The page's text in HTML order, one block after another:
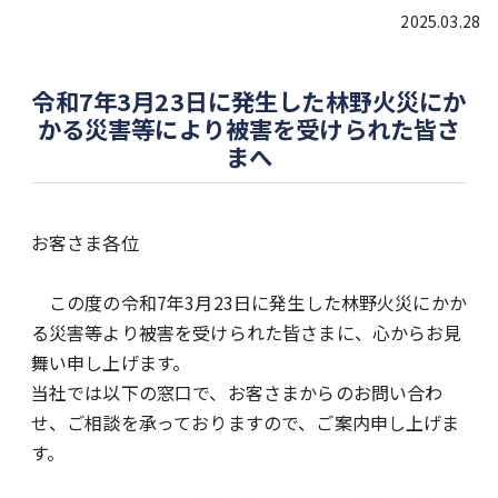
2025.03.28
令和7年3月23日に発生した林野火災にか
かる災害等により被害を受けられた皆さ
まへ
お客さま各位
この度の令和7年3月23日に発生した林野火災にかか
る災害等より被害を受けられた皆さまに、心からお見
舞い申し上げます。
当社では以下の窓口で、お客さまからのお問い合わ
せ、ご相談を承っておりますので、ご案内申し上げま
す。